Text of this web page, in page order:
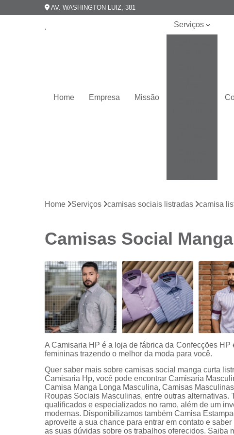
AV. WASHINGTON LUIZ, 381
Home Empresa Missão
Serviços
Camisas
branca
preço
Camisas
sociais
listradas
Camisas
sociais
curta
sociais
manga
longa
Camisas
sociais
masculinas
Home Serviços camisas sociais listradas camisa
Camisas Social
A Camisaria HP é a loja de fábrica da Confecções
femininas trazendo o melhor da moda para você.
Quer saber mais sobre camisas social manga curta
Camisaria Hp, você pode encontrar Camisaria
Camisa Manga Longa Masculina, Camisas
Roupas Sociais Masculinas, entre outras
qualificados e especializados no ramo, além de um
modernas. Disponibilizamos também Camisa
aproveite a sua chance para entrar em contato e
as suas dúvidas sobre os trabalhos oferecidos. Saiba